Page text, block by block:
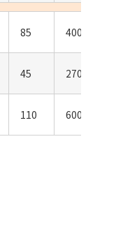
85 4000
45 2700
110 6000